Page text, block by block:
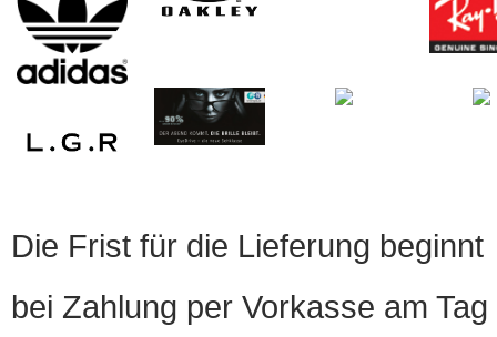
Die Frist für die Lieferung beginnt
bei Zahlung per Vorkasse am